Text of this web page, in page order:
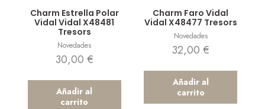
Charm Estrella Polar
Vidal Vidal X48481
Tresors
Novedades
30,00 €
Añadir al
carrito
Charm Faro Vidal
Vidal X48477 Tresors
Novedades
32,00 €
Añadir al
carrito